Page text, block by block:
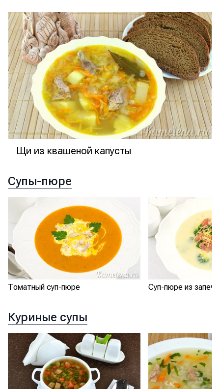
Щи из квашеной капусты
Супы-пюре
Томатный суп-пюре Суп-пюре из
Куриные супы